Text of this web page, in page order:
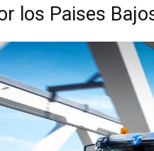
los Paises